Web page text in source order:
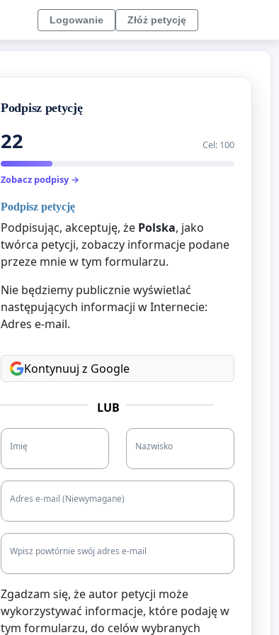
Logowanie Złóż petycję
Podpisz petycję
22 Cel: 100
Zobacz podpisy →
Podpisz petycję
Podpisując, akceptuję, że Polska, jako
twórca petycji, zobaczy informacje podane
przeze mnie w tym formularzu.
Nie będziemy publicznie wyświetlać
następujących informacji w Internecie:
Adres e-mail.
Kontynuuj z Google
LUB
Imię Nazwisko
Adres e-mail (Niewymagane)
Wpisz powtórnie swój adres e-mail
Zgadzam się, że autor petycji może
wykorzystywać informacje, które podaję w
tym formularzu, do celów wybranych